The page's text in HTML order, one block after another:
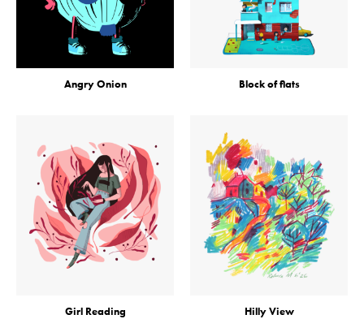
Angry Onion Block of flats
Girl Reading Hilly View